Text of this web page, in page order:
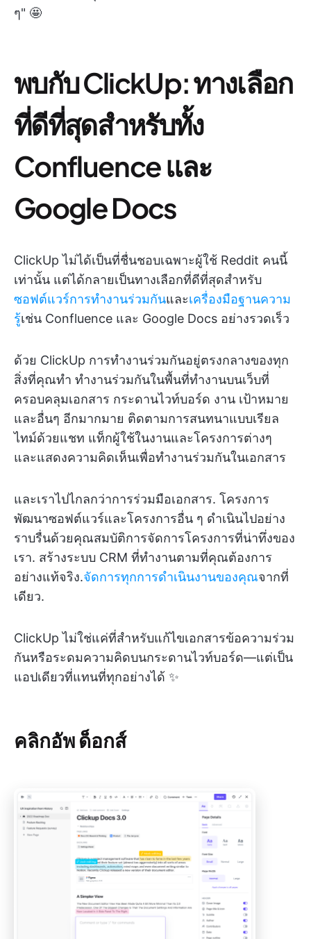
ๆ" 🤩
พบกับ ClickUp: ทางเลือก
ที่ดีที่สุดสำหรับทั้ง
Confluence และ
Google Docs
ClickUp ไม่ได้เป็นที่ชื่นชอบเฉพาะผู้ใช้ Reddit คนนี้
เท่านั้น แต่ได้กลายเป็นทางเลือกที่ดีที่สุดสำหรับ
ซอฟต์แวร์การทำงานร่วมกันและเครื่องมือฐานความ
รู้เช่น Confluence และ Google Docs อย่างรวดเร็ว
ด้วย ClickUp การทำงานร่วมกันอยู่ตรงกลางของทุก
สิ่งที่คุณทำ ทำงานร่วมกันในพื้นที่ทำงานบนเว็บที่
ครอบคลุมเอกสาร กระดานไวท์บอร์ด งาน เป้าหมาย
และอื่นๆ อีกมากมาย ติดตามการสนทนาแบบเรียล
ไทม์ด้วยแชท แท็กผู้ใช้ในงานและโครงการต่างๆ
และแสดงความคิดเห็นเพื่อทำงานร่วมกันในเอกสาร
และเราไปไกลกว่าการร่วมมือเอกสาร. โครงการ
พัฒนาซอฟต์แวร์และโครงการอื่น ๆ ดำเนินไปอย่าง
ราบรื่นด้วยคุณสมบัติการจัดการโครงการที่น่าทึ่งของ
เรา. สร้างระบบ CRM ที่ทำงานตามที่คุณต้องการ
อย่างแท้จริง.จัดการทุกการดำเนินงานของคุณจากที่
เดียว.
ClickUp ไม่ใช่แค่ที่สำหรับแก้ไขเอกสารข้อความร่วม
กันหรือระดมความคิดบนกระดานไวท์บอร์ด—แต่เป็น
แอปเดียวที่แทนที่ทุกอย่างได้ ✨
คลิกอัพ ด็อกส์